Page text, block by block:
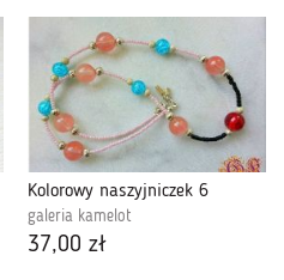
Kolorowy naszyjniczek 6
galeria kamelot
37,00 zł